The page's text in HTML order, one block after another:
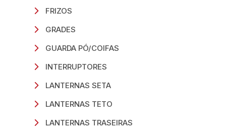
FRIZOS
GRADES
GUARDA PÓ/COIFAS
INTERRUPTORES
LANTERNAS SETA
LANTERNAS TETO
LANTERNAS TRASEIRAS